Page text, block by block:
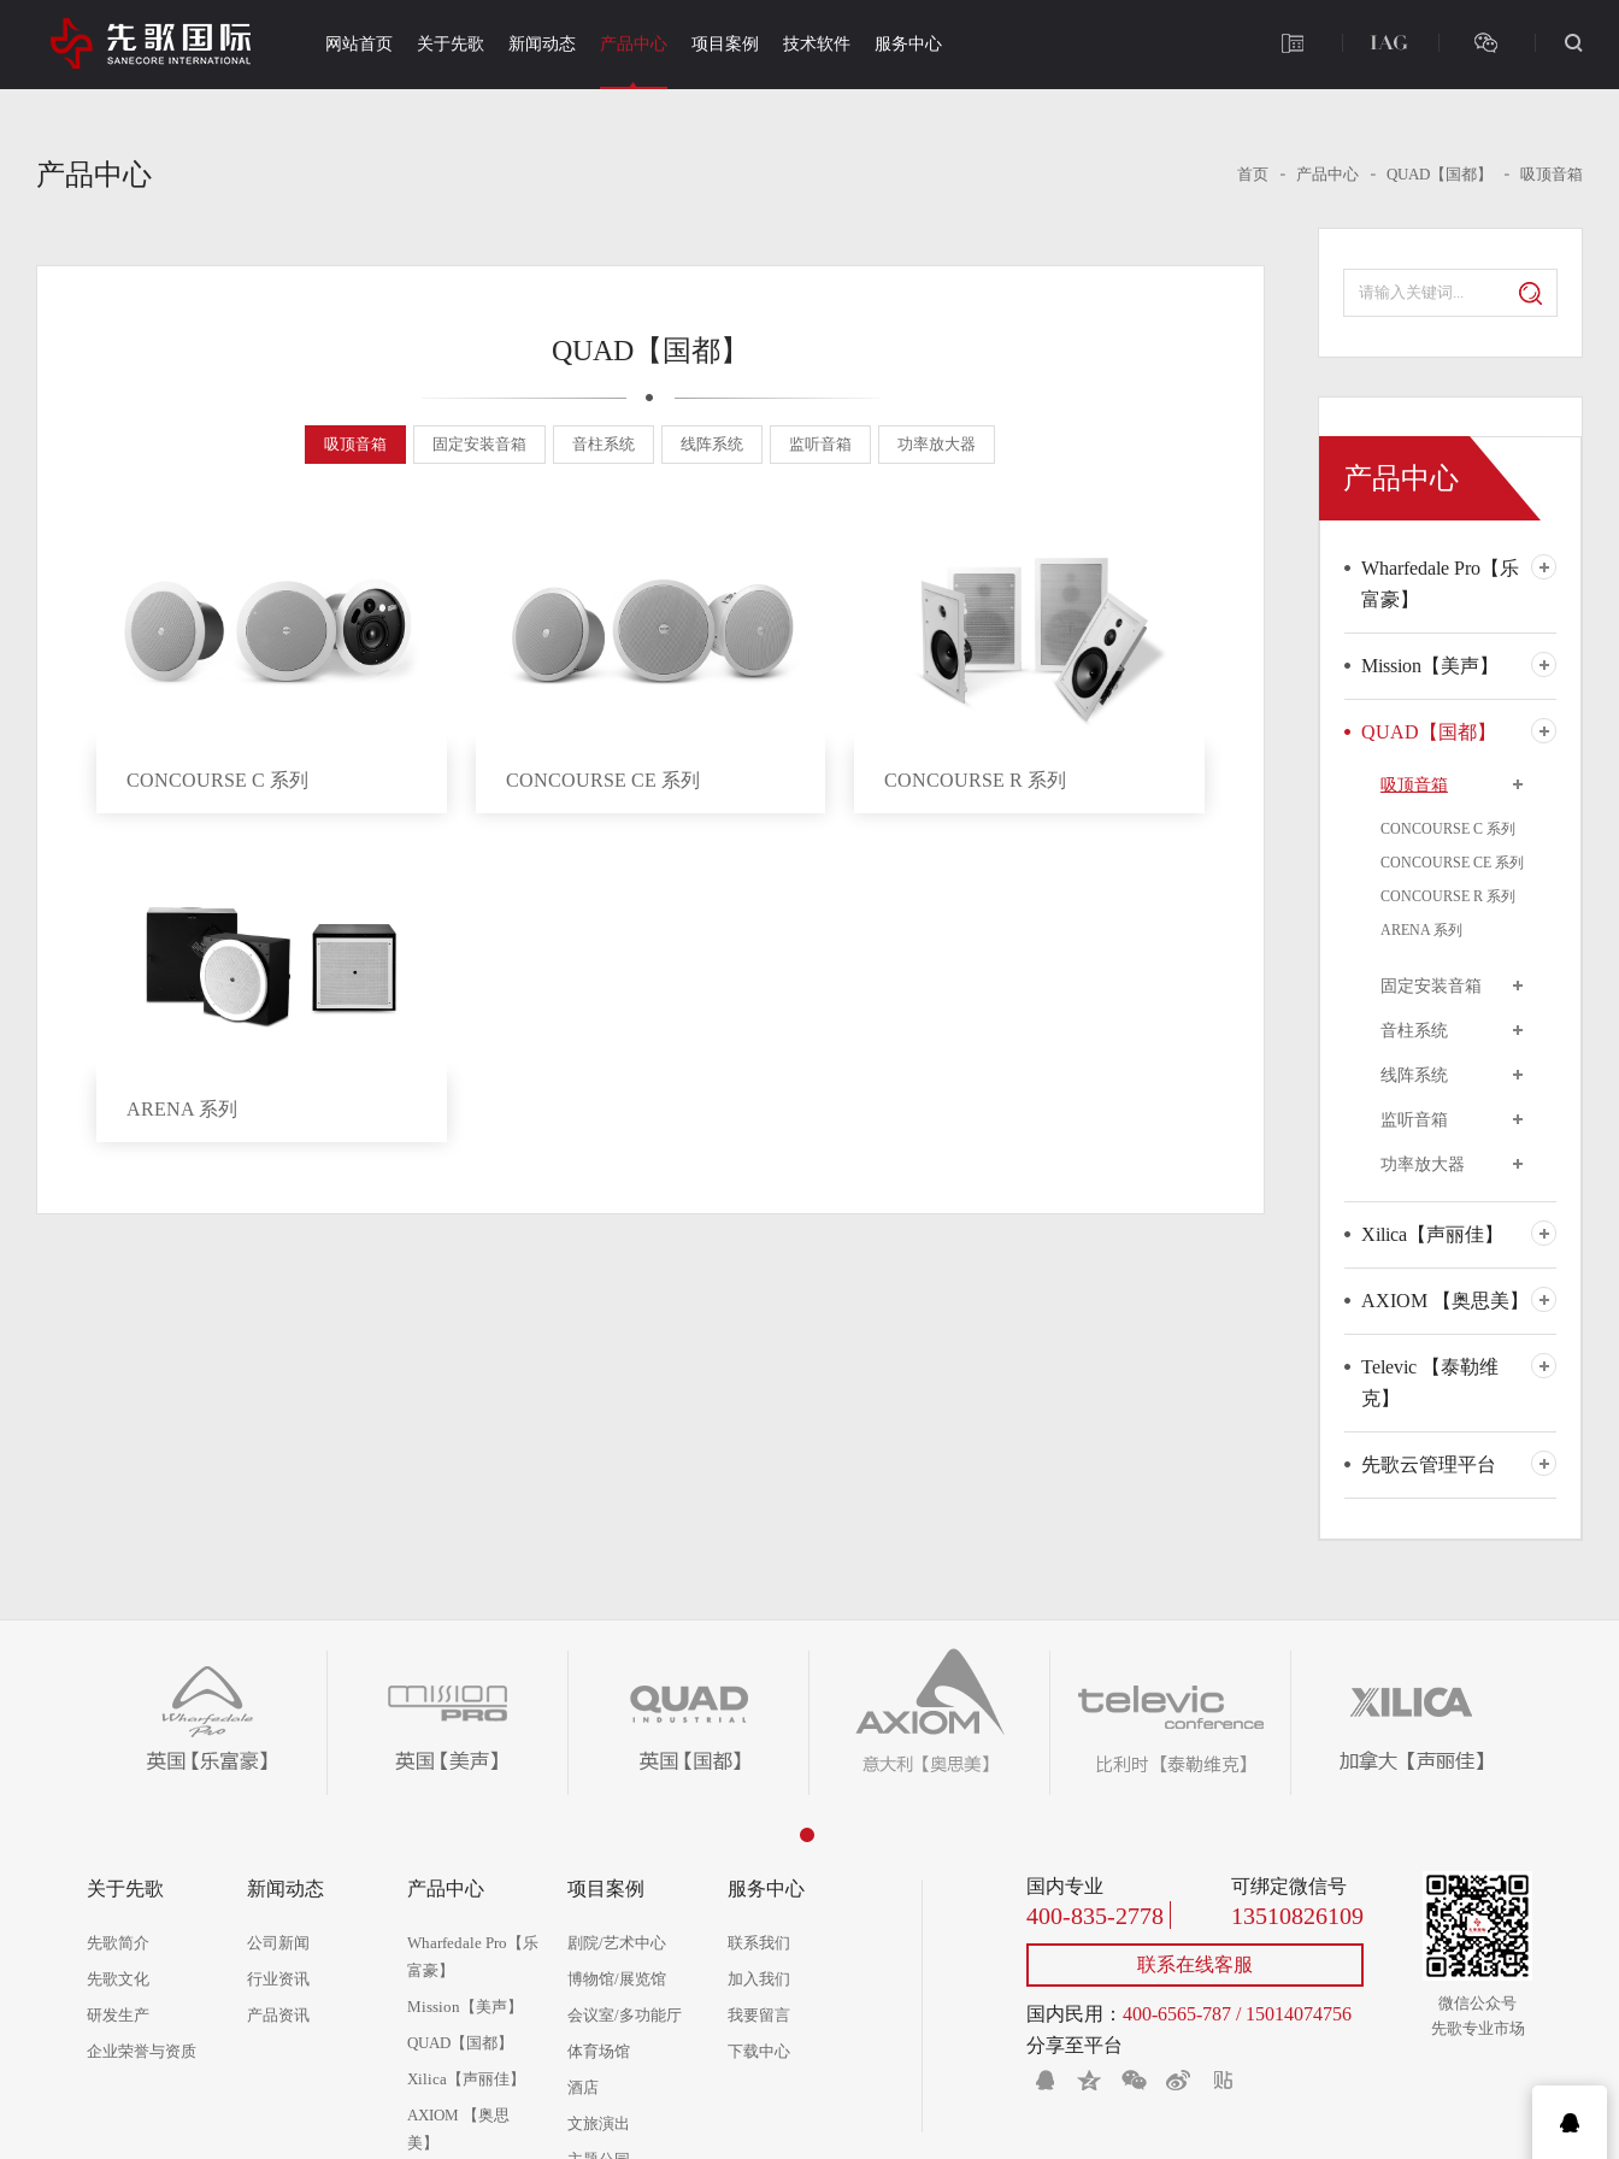
网站首页 关于先歌 新闻动态 产品中心 项目案例 技术软件 服务中心
产品中心 首页 产品中心 QUAD【国都】 吸顶音箱
QUAD【国都】
吸顶音箱 固定安装音箱 音柱系统 线阵系统 监听音箱 功率放大器
CONCOURSE C 系列 CONCOURSE CE 系列 CONCOURSE R 系列
ARENA 系列
产品中心
Wharfedale Pro【乐
富豪】
Mission【美声】
QUAD【国都】
吸顶音箱
CONCOURSE C 系列
CONCOURSE CE 系列
CONCOURSE R 系列
ARENA 系列
固定安装音箱
音柱系统
线阵系统
监听音箱
功率放大器
Xilica【声丽佳】
AXIOM 【奥思美】
Televic 【泰勒维
克】
先歌云管理平台
关于先歌
先歌简介
先歌文化
研发生产
企业荣誉与资质
新闻动态
公司新闻
行业资讯
产品资讯
产品中心
Wharfedale Pro【乐
富豪】
Mission【美声】
QUAD【国都】
Xilica【声丽佳】
AXIOM 【奥思
美】
项目案例
剧院/艺术中心
博物馆/展览馆
会议室/多功能厅
体育场馆
酒店
文旅演出
服务中心
联系我们
加入我们
我要留言
下载中心
国内专业
400-835-2778
可绑定微信号
13510826109
联系在线客服
国内民用： 400-6565-787 / 15014074756
分享至平台
微信公众号
先歌专业市场